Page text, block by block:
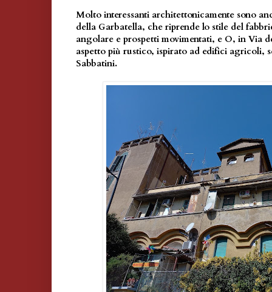
Molto interessanti architettonicamente sono
della Garbatella, che riprende lo stile del
angolare e prospetti movimentati, e O, in Via
aspetto più rustico, ispirato ad edifici agricoli,
Sabbatini.